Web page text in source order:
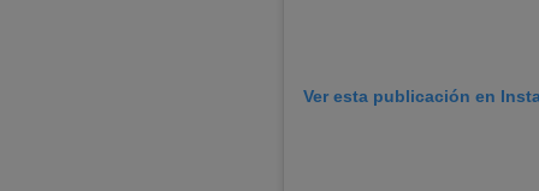
Ver esta publicación en